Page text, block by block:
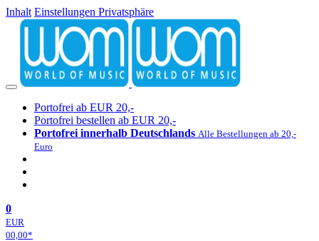
Inhalt Einstellungen Privatsphäre
Portofrei ab EUR 20,-
Portofrei bestellen ab EUR 20,-
Portofrei innerhalb Deutschlands Alle Bestellungen ab 20,-
Euro
0
EUR
00,00*